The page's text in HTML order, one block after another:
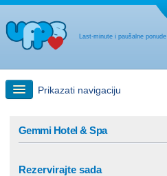
Last-minute i paušalne ponude
Prikazati navigaciju
Gemmi Hotel & Spa
Rezervirajte sada